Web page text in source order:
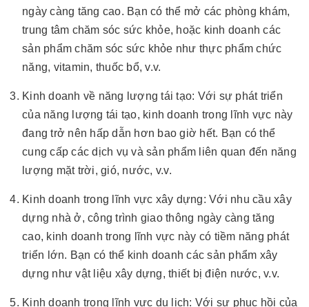
ngày càng tăng cao. Bạn có thể mở các phòng khám,
trung tâm chăm sóc sức khỏe, hoặc kinh doanh các
sản phẩm chăm sóc sức khỏe như thực phẩm chức
năng, vitamin, thuốc bổ, v.v.
Kinh doanh về năng lượng tái tạo: Với sự phát triển
của năng lượng tái tạo, kinh doanh trong lĩnh vực này
đang trở nên hấp dẫn hơn bao giờ hết. Bạn có thể
cung cấp các dịch vụ và sản phẩm liên quan đến năng
lượng mặt trời, gió, nước, v.v.
Kinh doanh trong lĩnh vực xây dựng: Với nhu cầu xây
dựng nhà ở, công trình giao thông ngày càng tăng
cao, kinh doanh trong lĩnh vực này có tiềm năng phát
triển lớn. Bạn có thể kinh doanh các sản phẩm xây
dựng như vật liệu xây dựng, thiết bị điện nước, v.v.
Kinh doanh trong lĩnh vực du lịch: Với sự phục hồi của